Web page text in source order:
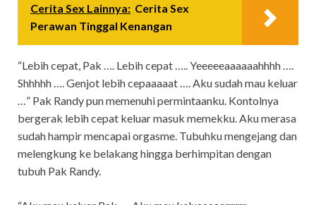
Cerita Sex Lainnya: Cerita Sex
Perawan Tinggal Kenangan
“Lebih cepat, Pak …. Lebih cepat ….. Yeeeeeaaaaaahhhh ….
Shhhhh …. Genjot lebih cepaaaaat …. Aku sudah mau keluar
…” Pak Randy pun memenuhi permintaanku. Kontolnya
bergerak lebih cepat keluar masuk memekku. Aku merasa
sudah hampir mencapai orgasme. Tubuhku mengejang dan
melengkung ke belakang hingga berhimpitan dengan
tubuh Pak Randy.